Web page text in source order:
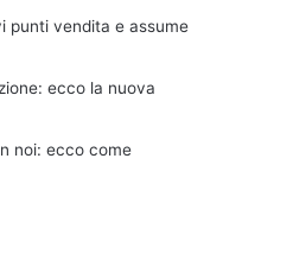
punti vendita e assume
ecco la nuova
noi: ecco come